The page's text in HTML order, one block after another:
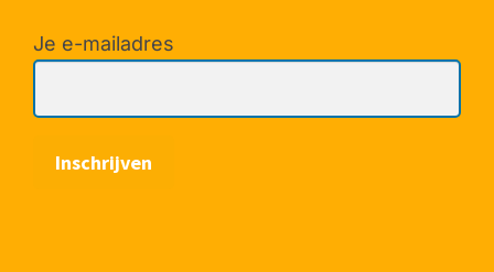
Je e-mailadres